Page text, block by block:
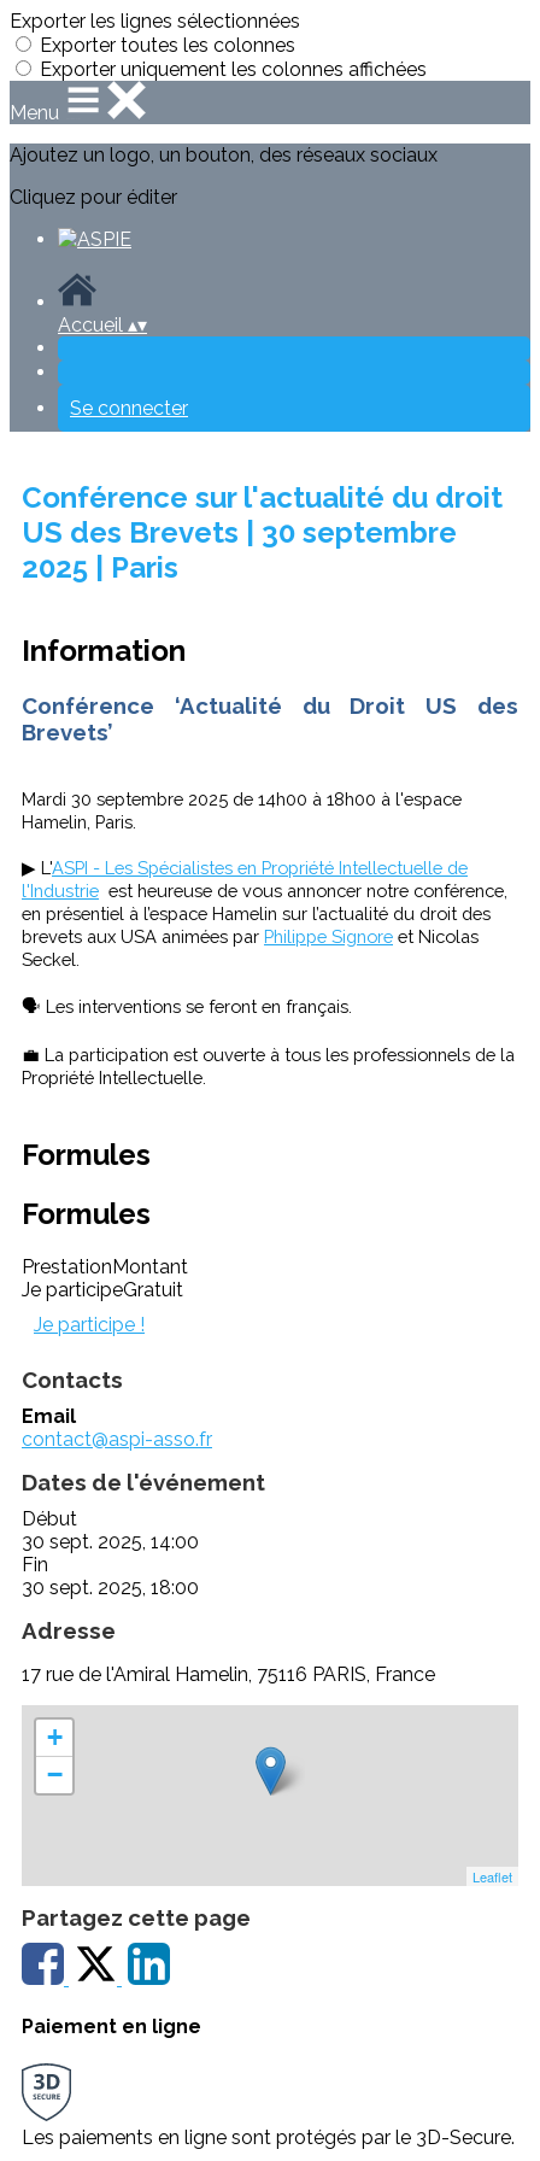
Exporter les lignes sélectionnées
Exporter toutes les colonnes
Exporter uniquement les colonnes affichées
Menu
Ajoutez un logo, un bouton, des réseaux sociaux
Cliquez pour éditer
Accueil ▴▾
Se connecter
Conférence sur l'actualité du droit
US des Brevets | 30 septembre
2025 | Paris
Information
Conférence ‘Actualité du Droit US des
Brevets’
Mardi 30 septembre 2025 de 14h00 à 18h00 à l'espace
Hamelin, Paris.
▶ L'ASPI - Les Spécialistes en Propriété Intellectuelle de
l'Industrie est heureuse de vous annoncer notre conférence,
en présentiel à l’espace Hamelin sur l’actualité du droit des
brevets aux USA animées par Philippe Signore et Nicolas
Seckel.
🗣 Les interventions se feront en français.
💼 La participation est ouverte à tous les professionnels de la
Propriété Intellectuelle.
Formules
Formules
PrestationMontant
Je participeGratuit
Je participe !
Contacts
Email
contact@aspi-asso.fr
Dates de l'événement
Début
30 sept. 2025, 14:00
Fin
30 sept. 2025, 18:00
Adresse
17 rue de l'Amiral Hamelin, 75116 PARIS, France
+
−
Leaflet
Partagez cette page
Paiement en ligne
Les paiements en ligne sont protégés par le 3D-Secure.